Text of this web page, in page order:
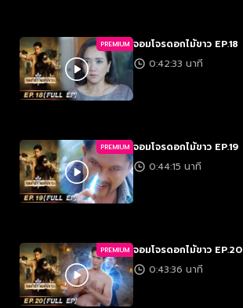
PREMIUM จอมโจรดอกไม้ขาว EP.18
0:42:33 นาที
PREMIUM จอมโจรดอกไม้ขาว EP.19
0:44:15 นาที
PREMIUM จอมโจรดอกไม้ขาว EP.20
0:43:36 นาที